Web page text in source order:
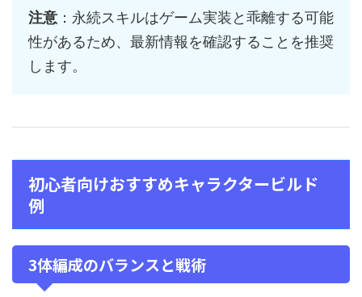
注意 ：永続スキルはゲーム実装と乖離する可能
性があるため、最新情報を確認することを推奨
します。
初心者向けおすすめキャラクタービルド
例
3体編成のバランスと戦術